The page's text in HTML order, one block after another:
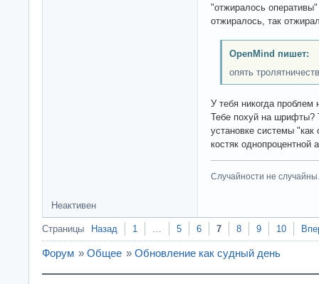
"отжиралось
отжиралось, так
OpenMind пишет:
опять
У тебя никогда
Тебе похуй на шрифты?
установке системы
костяк однопроцентной
Случайности не случайны.
Неактивен
Страницы Назад 1 … 5 6 7 8 9 10
Форум » Общее » Обновление как судный день